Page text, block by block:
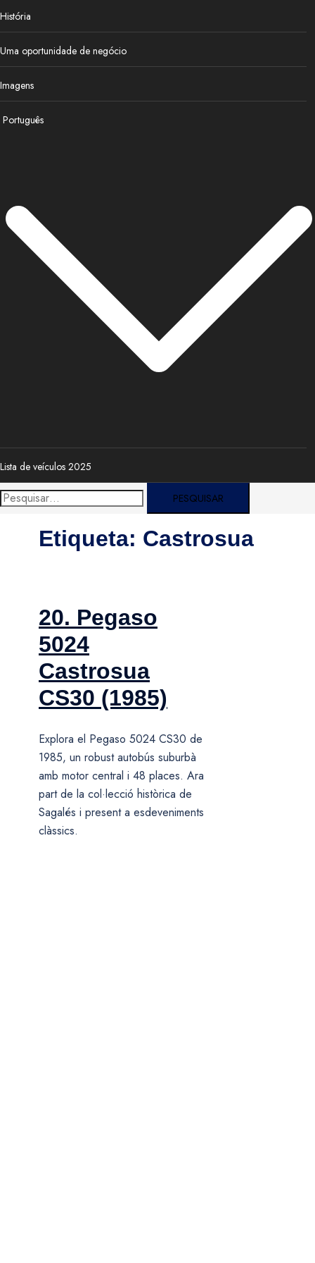
História
Uma oportunidade de negócio
Imagens
Português
Lista de veículos 2025
Pesquisar
Etiqueta: Castrosua
20. Pegaso
5024
Castrosua
CS30 (1985)
Explora el Pegaso 5024 CS30 de
1985, un robust autobús suburbà
amb motor central i 48 places. Ara
part de la col·lecció històrica de
Sagalés i present a esdeveniments
clàssics.